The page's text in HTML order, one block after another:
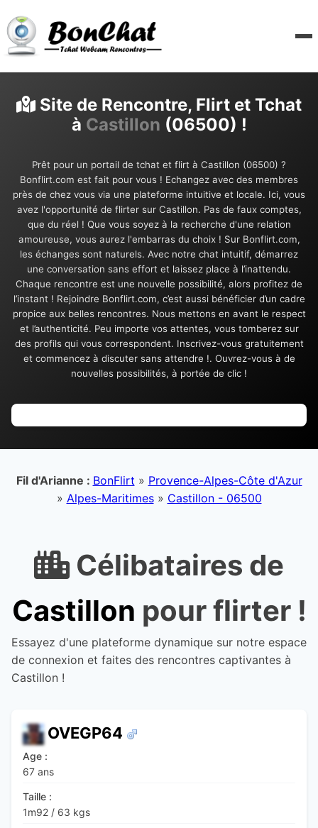
Site de Rencontre, Flirt et Tchat
à Castillon (06500) !
Prêt pour un portail de tchat et flirt à Castillon (06500) ?
Bonflirt.com est fait pour vous ! Echangez avec des membres
près de chez vous via une plateforme intuitive et locale. Ici, vous
avez l'opportunité de flirter sur Castillon. Pas de faux comptes,
que du réel ! Que vous soyez à la recherche d'une relation
amoureuse, vous aurez l'embarras du choix ! Sur Bonflirt.com,
les échanges sont naturels. Avec notre chat intuitif, démarrez
une conversation sans effort et laissez place à l’inattendu.
Chaque rencontre est une nouvelle possibilité, alors profitez de
l’instant ! Rejoindre Bonflirt.com, c’est aussi bénéficier d’un cadre
propice aux belles rencontres. Nous mettons en avant le respect
et l’authenticité. Peu importe vos attentes, vous tomberez sur
des profils qui vous correspondent. Inscrivez-vous gratuitement
et commencez à discuter sans attendre !. Ouvrez-vous à de
nouvelles possibilités, à portée de clic !
Fil d'Arianne : BonFlirt » Provence-Alpes-Côte d'Azur
» Alpes-Maritimes» Castillon - 06500
Célibataires de
Castillon pour flirter !
Essayez d'une plateforme dynamique sur notre espace
de connexion et faites des rencontres captivantes à
Castillon !
OVEGP64
Age :
67 ans
Taille :
1m92 / 63 kgs